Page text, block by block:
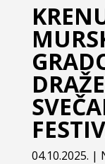
04.10.2025. |